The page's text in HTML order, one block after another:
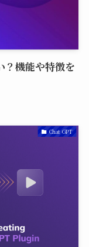
？機能や特徴を
Chat GPT